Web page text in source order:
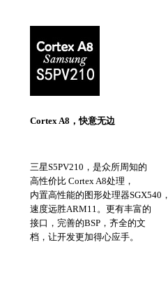
Cortex A8，快意无边
三星S5PV210，是众所周知的
高性价比 Cortex A8处理，
内置高性能的图形处理器SGX540，
速度远胜ARM11。更有丰富的
接口，完善的BSP，齐全的文
档，让开发更加得心应手。